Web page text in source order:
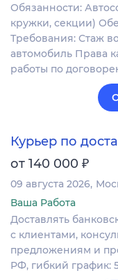
Обязанности:
кружки, секции)
Требования: Стаж
автомобиль Права
работы по
Курьер по
от 140 000 ₽
09 августа 2026
Ваша Работа
Доставлять
с клиентами,
предложениям и
РФ, гибкий график: